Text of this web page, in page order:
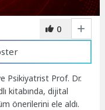
0
Psikiyatrist Prof. Dr.
kitabında, dijital
önerilerini ele aldı.